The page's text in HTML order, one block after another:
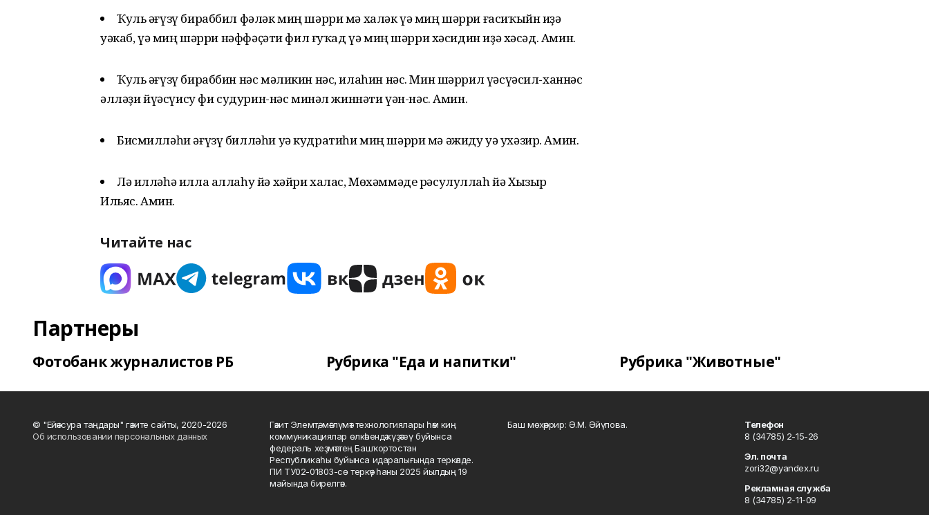
Ҡуль әғүзү бираббил фәләк миң шәрри мә халәк үә миң шәрри ғасиҡыйн иҙә
уәкаб, үә миң шәрри нәффәҫәти фил ғуҡад үә миң шәрри хәсидин иҙә хәсәд. Амин.
Ҡуль әғүзү бираббин нәс мәликин нәс, илаһин нәс. Мин шәррил үәсүәсил-ханнәс
әлләҙи йүәсүису фи судурин-нәс минәл жиннәти үән-нәс. Амин.
Бисмилләһи әғүзү билләһи уә кудратиһи миң шәрри мә әжиду уә ухәзир. Амин.
Лә илләһә илла аллаһу йә хәйри халас, Мөхәммәде рәсулуллаһ йә Хызыр
Ильяс. Амин.
Читайте нас
Партнеры
Фотобанк журналистов РБ Рубрика "Еда и напитки" Рубрика "Животные"
© "Ейәнсура таңдары" гәзите сайты, 2020-2026
Об использовании персональных данных
Гәзит Элемтә, мәғлүмәт технологиялары һәм киң
коммуникациялар өлкәһендә күҙәтеү буйынса
федераль хеҙмәттең Башҡортостан
Республикаһы буйынса идаралығында теркәлде.
ПИ ТУ02-01803-сө теркәү һаны 2025 йылдың 19
майында бирелгән.
Баш мөхәррир: Ә.М. Әйүпова.
Телефон
8 (34785) 2-15-26
Эл. почта
zori32@yandex.ru
Рекламная служба
8 (34785) 2-11-09